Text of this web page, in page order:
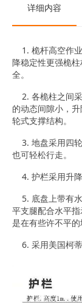
详细内容
1. 桅杆高空作
降稳定性更强桅
全。
2. 各桅柱之间
的动态间隙小，
轮式支撑结构。
3. 地盘采用四轮
也可轻松行走。
4. 护栏采用升降
5. 底盘上带有
平支腿配合水平
是在有些许不平的
6. 采用美国柯蒂